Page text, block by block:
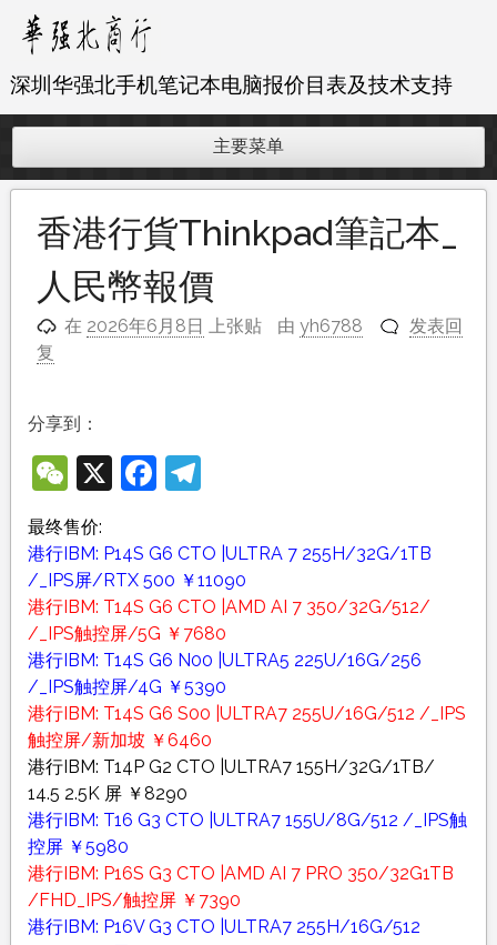
内深圳华强北手机笔记本电脑报价目表及技术支持
主要菜单
香港行貨Thinkpad筆記本_
人民幣報價
在 2026年6月8日 上张贴 由yh6788
发表回
复
分享到：
WeChat
X Facebook
Telegram
最终售价:
港行IBM: P14S G6 CTO |ULTRA 7 255H/32G/1TB
/_IPS屏/RTX 500 ￥11090
港行IBM: T14S G6 CTO |AMD AI 7 350/32G/512/
/_IPS触控屏/5G ￥7680
港行IBM: T14S G6 N00 |ULTRA5 225U/16G/256
/_IPS触控屏/4G ￥5390
港行IBM: T14S G6 S00 |ULTRA7 255U/16G/512 /_IPS
触控屏/新加坡 ￥6460
港行IBM: T14P G2 CTO |ULTRA7 155H/32G/1TB/
14.5 2.5K 屏 ￥8290
港行IBM: T16 G3 CTO |ULTRA7 155U/8G/512 /_IPS触
控屏 ￥5980
港行IBM: P16S G3 CTO |AMD AI 7 PRO 350/32G1TB
/FHD_IPS/触控屏 ￥7390
港行IBM: P16V G3 CTO |ULTRA7 255H/16G/512